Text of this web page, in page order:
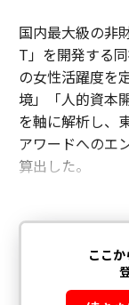
国内最大級の非
T」を開発する
の女性活躍度を
境」「人的資本
を軸に解析し、
アワードへのエ
算出した。